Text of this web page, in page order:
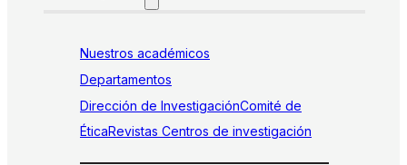
Nuestros académicos
Departamentos
Dirección de InvestigaciónComité de
ÉticaRevistas Centros de investigación